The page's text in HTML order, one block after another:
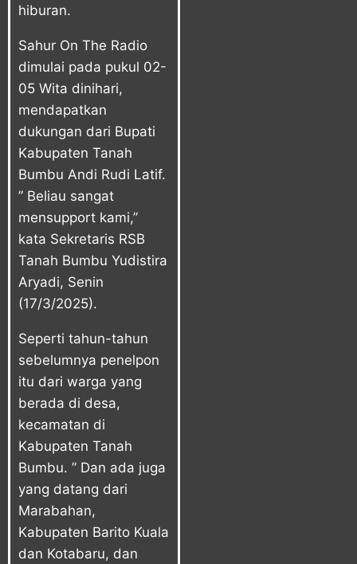
hiburan.
Sahur On The Radio
dimulai pada pukul 02-
05 Wita dinihari,
mendapatkan
dukungan dari Bupati
Kabupaten Tanah
Bumbu Andi Rudi Latif.
” Beliau sangat
mensupport kami,”
kata Sekretaris RSB
Tanah Bumbu Yudistira
Aryadi, Senin
(17/3/2025).
Seperti tahun-tahun
sebelumnya penelpon
itu dari warga yang
berada di desa,
kecamatan di
Kabupaten Tanah
Bumbu. ” Dan ada juga
yang datang dari
Marabahan,
Kabupaten Barito Kuala
dan Kotabaru, dan